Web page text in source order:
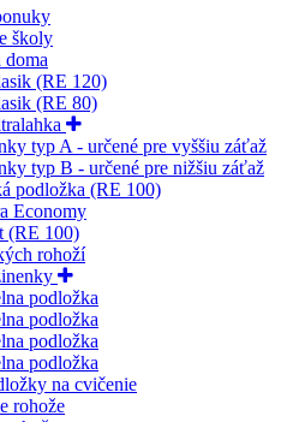
školy
doma
(RE 120)
(RE 80)
typ A - určené pre vyššiu záťaž
typ B - určené pre nižšiu záťaž
podložka (RE 100)
Economy
(RE 100)
rohoží
podložka
podložka
podložka
podložka
na cvičenie
rohože